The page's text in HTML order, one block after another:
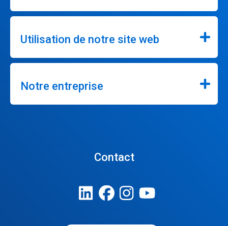
Utilisation de notre site web
Notre entreprise
Contact